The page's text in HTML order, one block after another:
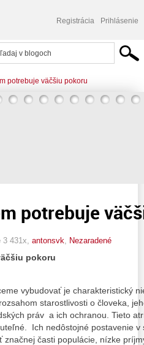
Registrácia Prihlásenie
potrebuje väčšiu pokoru
potrebuje
3 431x, antonsvk Nezaradené
pokoru
vybudovať je charakteristický
starostlivosti o človeka,
práv a ich ochranou. Tieto
Ich nedôstojné postavenie v
časti populácie, nízke